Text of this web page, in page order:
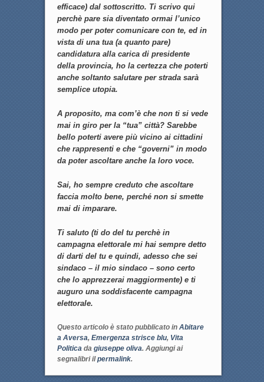
efficace) dal sottoscritto. Ti scrivo qui
perchè pare sia diventato ormai l’unico
modo per poter comunicare con te, ed in
vista di una tua (a quanto pare)
candidatura alla carica di presidente
della provincia, ho la certezza che poterti
anche soltanto salutare per strada sarà
semplice utopia.
A proposito, ma com’è che non ti si vede
mai in giro per la “tua” città? Sarebbe
bello poterti avere più vicino ai cittadini
che rappresenti e che “governi” in modo
da poter ascoltare anche la loro voce.
Sai, ho sempre creduto che ascoltare
faccia molto bene, perché non si smette
mai di imparare.
Ti saluto (ti do del tu perchè in
campagna elettorale mi hai sempre detto
di darti del tu e quindi, adesso che sei
sindaco – il mio sindaco – sono certo
che lo apprezzerai maggiormente) e ti
auguro una soddisfacente campagna
elettorale.
Questo articolo è stato pubblicato in Abitare
a Aversa, Emergenza strisce blu, Vita
Politicada giuseppe oliva. Aggiungi ai
segnalibri ilpermalink.